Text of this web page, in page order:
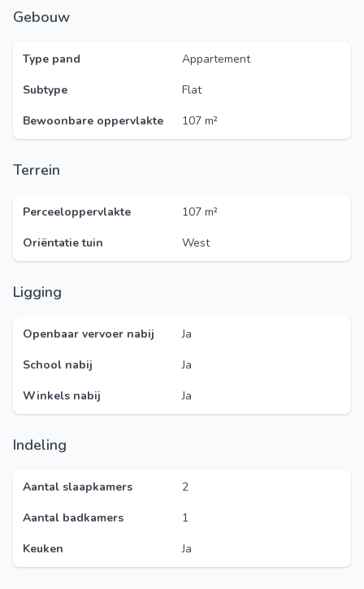
Gebouw
Type pand
Appartement
Subtype
Flat
Bewoonbare oppervlakte
107 m²
Terrein
Perceeloppervlakte
107 m²
Oriëntatie tuin
West
Ligging
Openbaar vervoer nabij
Ja
School nabij
Ja
Winkels nabij
Ja
Indeling
Aantal slaapkamers
2
Aantal badkamers
1
Keuken
Ja